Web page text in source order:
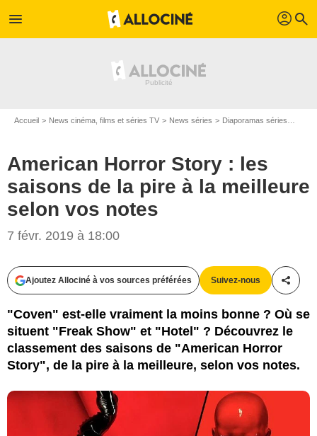
menu profil search
Accueil News cinéma, films et séries TV News séries Diaporamas séries
American Horror Story : les
saisons de la pire à la meilleure
selon vos notes
7 févr. 2019 à 18:00
Ajoutez Allociné à vos sources préférées Suivez-nous
"Coven" est-elle vraiment la moins bonne ? Où se
situent "Freak Show" et "Hotel" ? Découvrez le
classement des saisons de "American Horror
Story", de la pire à la meilleure, selon vos notes.